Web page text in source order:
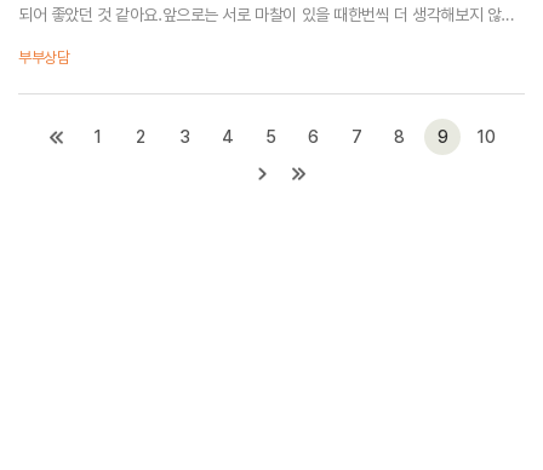
되어 좋았던 것 같아요.앞으로는 서로 마찰이 있을 때한번씩 더 생각해보지 않을
부부상담
1 2 3 4 5 6 7 8 9 10